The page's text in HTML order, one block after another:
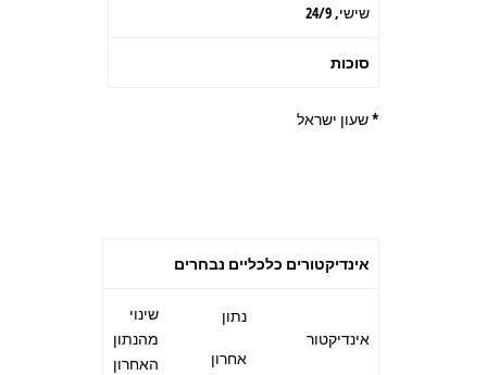
שישי, 24/9
סוכות
* שעון ישראל
אינדיקטורים כלכליים נבחרים
אינדיקטור
נתון
אחרון
שינוי
מהנתון
האחרון